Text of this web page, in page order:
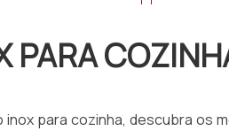
PARA
para cozinha, descubra os